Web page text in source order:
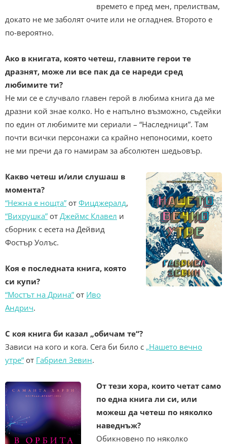
времето е пред мен, прелиствам,
докато не ме заболят очите или не огладнея. Второто е
по-вероятно.
Ако в книгата, която четеш, главните герои те
дразнят, може ли все пак да се нареди сред
любимите ти?
Не ми се е случвало главен герой в любима книга да ме
дразни кой знае колко. Но е напълно възможно, съдейки
по един от любимите ми сериали – “Наследници”. Там
почти всички персонажи са крайно непоносими, което
не ми пречи да го намирам за абсолютен шедьовър.
Какво четеш и/или слушаш в
момента?
“Нежна е нощта” от Фицджералд,
“Вихрушка” от Джеймс Клавел и
сборник с есета на Дейвид
Фостър Уолъс.
Коя е последната книга, която
си купи?
“Мостът на Дрина” от Иво
Андрич.
С коя книга би казал „обичам те“?
Зависи на кого и кога. Сега би било с „Нашето вечно
утре“ от Габриел Зевин.
От тези хора, които четат само
по една книга ли си, или
можеш да четеш по няколко
наведнъж?
Обикновено по няколко